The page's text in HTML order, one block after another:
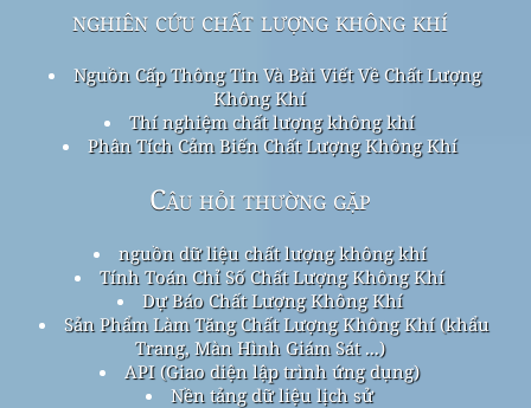
nghiên cứu chất lượng không khí
Nguồn Cấp Thông Tin Và Bài Viết Về Chất Lượng
Không Khí
Thí nghiệm chất lượng không khí
Phân Tích Cảm Biến Chất Lượng Không Khí
Câu hỏi thường gặp
nguồn dữ liệu chất lượng không khí
Tính Toán Chỉ Số Chất Lượng Không Khí
Dự Báo Chất Lượng Không Khí
Sản Phẩm Làm Tăng Chất Lượng Không Khí (khẩu
Trang, Màn Hình Giám Sát ...)
API (Giao diện lập trình ứng dụng)
Nền tảng dữ liệu lịch sử